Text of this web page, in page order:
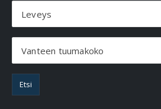
Leveys
Vanteen tuumakoko
Etsi